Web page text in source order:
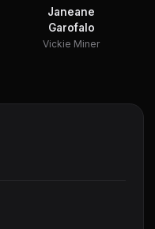
Janeane
Garofalo
Vickie Miner